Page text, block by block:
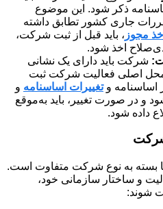
ذکر شود. این موضوع
جاری کشور تطابق داشته
خذ مجوز ، باید قبل از ثبت شرکت،
اخذ شود.
شرکت باید دارای یک نشانی
محل اصلی فعالیت شرکت ثبت
اساسنامه وتغییرات اساسنامه و
در صورت تغییر، باید به‌موقع
داده شود.
به نوع شرکت متفاوت است.
و ساختار سازمانی خود،
شوند: